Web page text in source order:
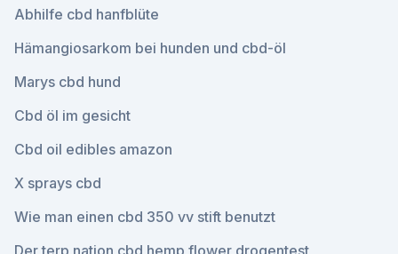
Abhilfe cbd hanfblüte
Hämangiosarkom bei hunden und cbd-öl
Marys cbd hund
Cbd öl im gesicht
Cbd oil edibles amazon
X sprays cbd
Wie man einen cbd 350 vv stift benutzt
Der terp nation cbd hemp flower drogentest